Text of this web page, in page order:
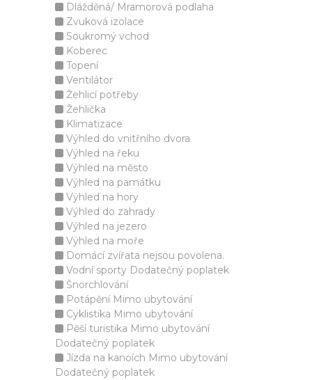
Dlážděná/ Mramorová podlaha
Zvuková izolace
Soukromý vchod
Koberec
Topení
Ventilátor
Žehlicí potřeby
Žehlička
Klimatizace
Výhled do vnitřního dvora
Výhled na řeku
Výhled na město
Výhled na památku
Výhled na hory
Výhled do zahrady
Výhled na jezero
Výhled na moře
Domácí zvířata nejsou povolena.
Vodní sporty Dodatečný poplatek
Šnorchlování
Potápění Mimo ubytování
Cyklistika Mimo ubytování
Pěší turistika Mimo ubytování
Dodatečný poplatek
Jízda na kanoích Mimo ubytování
Dodatečný poplatek